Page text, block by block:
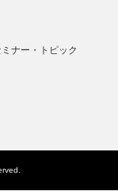
ナー・トピック